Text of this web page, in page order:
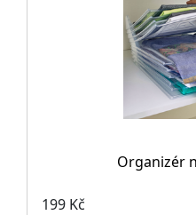
Organizér
199 Kč